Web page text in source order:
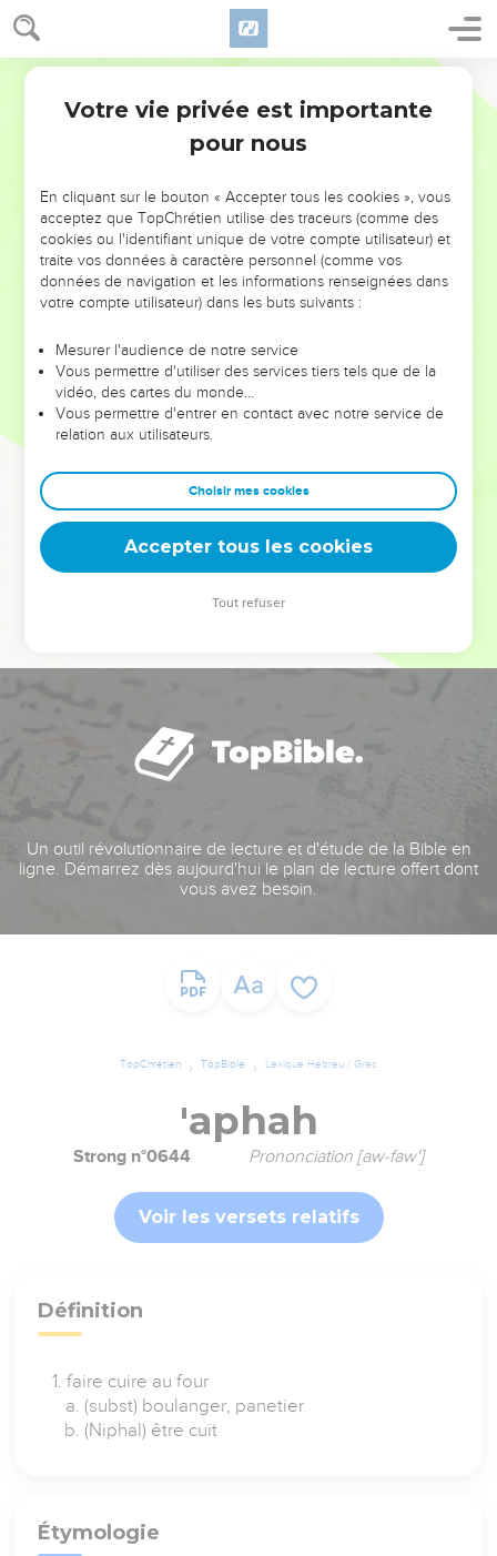
NE MANQUEZ PAS L’ÉVÉNEMENT
DE L’ANNÉE !
ET SI LEURS ERREURS POUVAIENT VOUS ÉVITER LES
VOTRES ?
leur foi ou leur vision. Mais on voit moins les doutes, les erreurs
et les saisons difficiles qu'ils ont traversés, alors même que ce
sont elles qui les ont façonnés.
Dans cette conférence, leaders, entrepreneurs, et responsables
clés pour avancer avec plus de sagesse afin que leurs erreurs
deviennent vos tremplins. Que vous guidiez un ministère, une
équipe, un groupe ou une famille, leur expérience est faite
Un outil révolutionnaire de lecture et d'étude de la Bible en
ligne. Démarrez dès aujourd'hui le plan de lecture offert dont
vous avez besoin.
TopChrétien TopBible Lexique Hébreu / Grec
'aphah
Strong n°0644 Prononciation [aw-faw']
Voir les versets relatifs
Définition
faire cuire au four
(subst) boulanger, panetier
(Niphal) être cuit
Étymologie
Votre vie privée est importante
pour nous
En cliquant sur le bouton « Accepter tous les cookies », vous
acceptez que TopChrétien utilise des traceurs (comme des
cookies ou l'identifiant unique de votre compte utilisateur) et
traite vos données à caractère personnel (comme vos
données de navigation et les informations renseignées dans
votre compte utilisateur) dans les buts suivants :
Mesurer l'audience de notre service
Vous permettre d'utiliser des services tiers tels que de la
vidéo, des cartes du monde…
Vous permettre d'entrer en contact avec notre service de
relation aux utilisateurs.
Choisir mes cookies
Accepter tous les cookies
Tout refuser